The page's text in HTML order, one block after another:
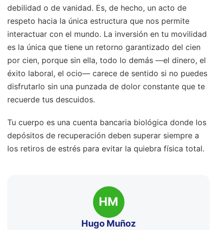
debilidad o de vanidad. Es, de hecho, un acto de
respeto hacia la única estructura que nos permite
interactuar con el mundo. La inversión en tu movilidad
es la única que tiene un retorno garantizado del cien
por cien, porque sin ella, todo lo demás —el dinero, el
éxito laboral, el ocio— carece de sentido si no puedes
disfrutarlo sin una punzada de dolor constante que te
recuerde tus descuidos.
Tu cuerpo es una cuenta bancaria biológica donde los
depósitos de recuperación deben superar siempre a
los retiros de estrés para evitar la quiebra física total.
HM
Hugo Muñoz